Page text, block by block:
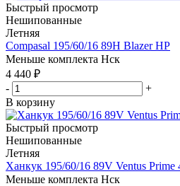
Быстрый просмотр
Нешипованные
Летняя
Compasal 195/60/16 89H Blazer HP
Меньше комплекта Нск
4 440 ₽
-
+
В корзину
Быстрый просмотр
Нешипованные
Летняя
Ханкук 195/60/16 89V Ventus Prime
Меньше комплекта Нск